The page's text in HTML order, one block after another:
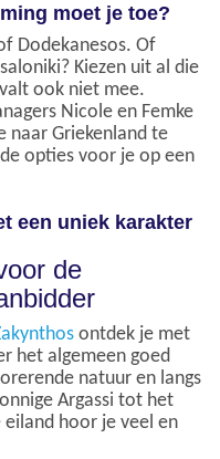
moet je toe?
Dodekanesos. Of
Kiezen uit al die
ook niet mee.
Nicole en Femke
naar Griekenland te
opties voor je op een
een uniek karakter
de
ontdek je met
het algemeen goed
natuur en langs
Argassi tot het
eiland hoor je veel en